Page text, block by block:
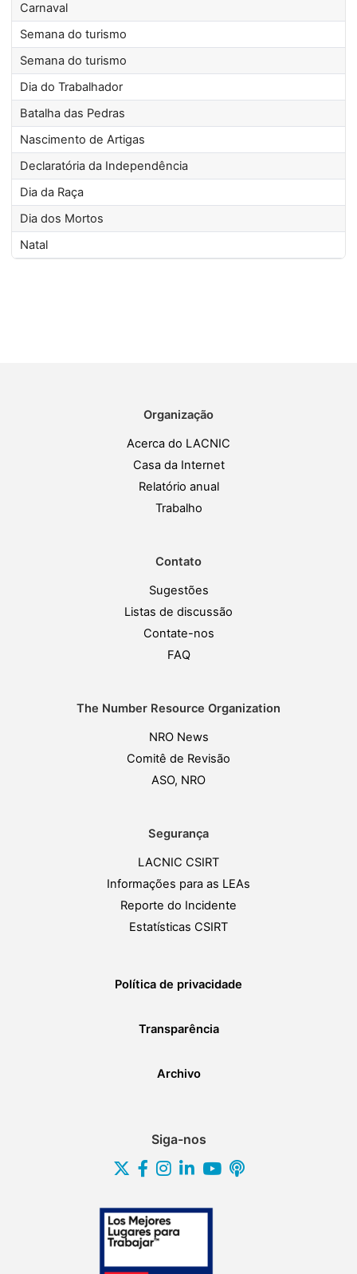
Carnaval
Semana do turismo
Semana do turismo
Dia do Trabalhador
Batalha das Pedras
Nascimento de Artigas
Declaratória da Independência
Dia da Raça
Dia dos Mortos
Natal
Organização
Acerca do LACNIC
Casa da Internet
Relatório anual
Trabalho
Contato
Sugestões
Listas de discussão
Contate-nos
FAQ
The Number Resource Organization
NRO News
Comitê de Revisão
ASO, NRO
Segurança
LACNIC CSIRT
Informações para as LEAs
Reporte do Incidente
Estatísticas CSIRT
Política de privacidade
Transparência
Archivo
Siga-nos